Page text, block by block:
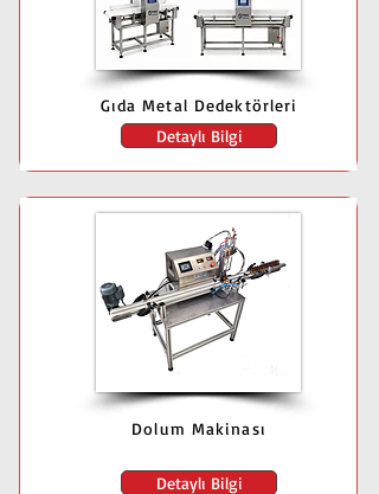
Gıda Metal Dedektörleri
Detaylı Bilgi
Dolum Makinası
Detaylı Bilgi